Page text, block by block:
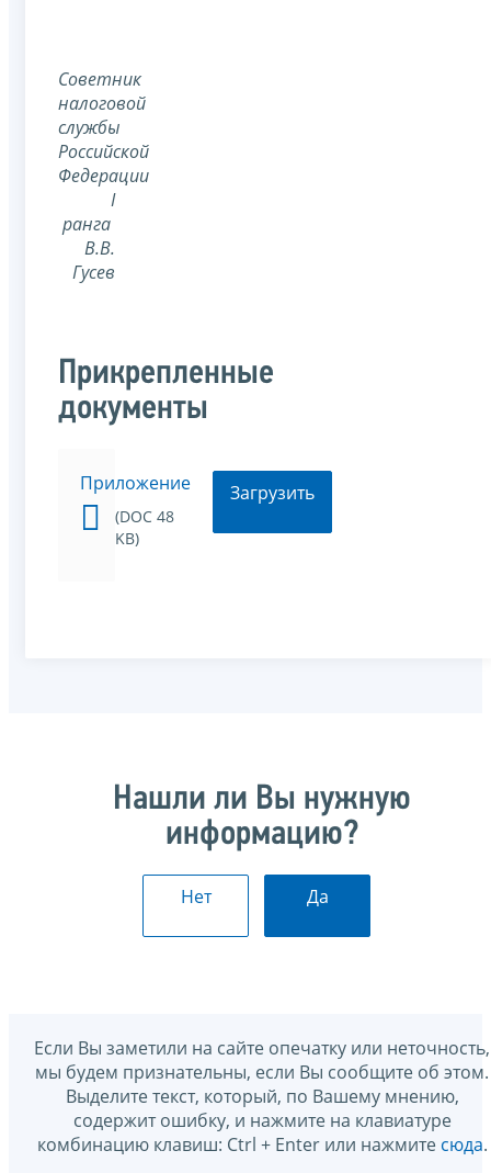
Советник
налоговой
службы
Российской
Федерации
I
ранга
В.В.
Гусев
Прикрепленные
документы
Приложение
(DOC 48
KB)
Загрузить
Нашли ли Вы нужную
информацию?
Нет Да
Если Вы заметили на сайте опечатку или неточность,
мы будем признательны, если Вы сообщите об этом.
Выделите текст, который, по Вашему мнению,
содержит ошибку, и нажмите на клавиатуре
комбинацию клавиш: Ctrl + Enter или нажмите сюда.